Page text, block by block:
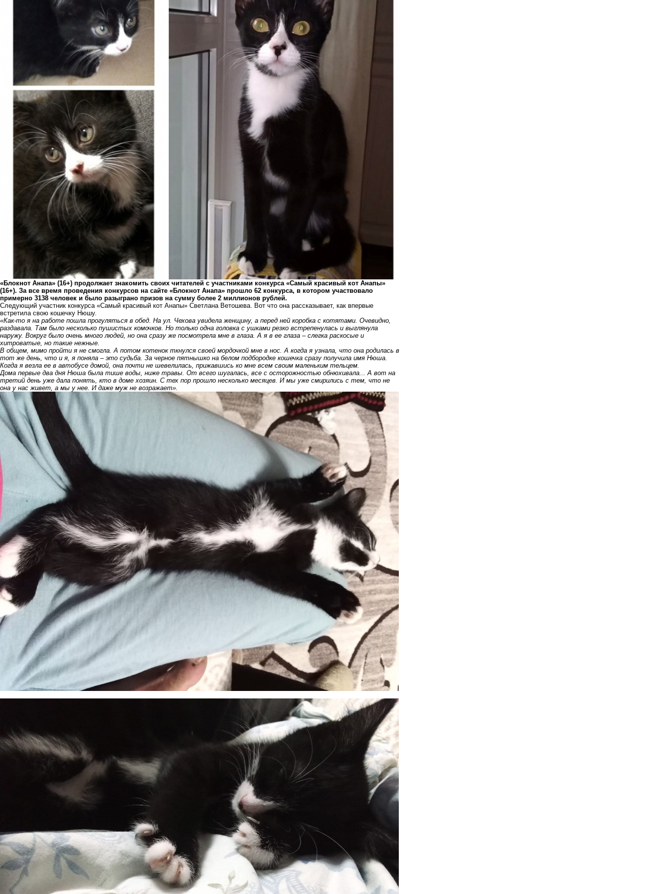
«Блокнот Анапа» (16+) продолжает знакомить своих читателей с участниками конкурса «Самый красивый кот Анапы»
(16+). За все время проведения конкурсов на сайте «Блокнот Анапа» прошло 62 конкурса, в котором участвовало
примерно 3138 человек и было разыграно призов на сумму более 2 миллионов рублей.
Следующий участник конкурса «Самый красивый кот Анапы» Светлана Ветошева. Вот что она рассказывает, как впервые
встретила свою кошечку Нюшу.
«Как-то я на работе пошла прогуляться в обед. На ул. Чехова увидела женщину, а перед ней коробка с котятами. Очевидно,
раздавала. Там было несколько пушистых комочков. Но только одна головка с ушками резко встрепенулась и выглянула
наружу. Вокруг было очень много людей, но она сразу же посмотрела мне в глаза. А я в ее глаза – слегка раскосые и
хитроватые, но такие нежные.
В общем, мимо пройти я не смогла. А потом котенок ткнулся своей мордочкой мне в нос. А когда я узнала, что она родилась в
тот же день, что и я, я поняла – это судьба. За черное пятнышко на белом подбородке кошечка сразу получила имя Нюша.
Когда я везла ее в автобусе домой, она почти не шевелилась, прижавшись ко мне всем своим маленьким тельцем.
Дома первые два дня Нюша была тише воды, ниже травы. От всего шугалась, все с осторожностью обнюхивала... А вот на
третий день уже дала понять, кто в доме хозяин. С тех пор прошло несколько месяцев. И мы уже смирились с тем, что не
она у нас живет, а мы у нее. И даже муж не возражает».